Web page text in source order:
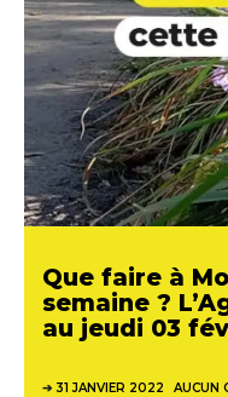
Que faire à
semaine ?
au jeudi 03
31 JANVIER 2022 AUCUN